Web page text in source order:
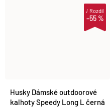
–55 %
iRozdíl
Husky Dámské outdoorové
kalhoty Speedy Long L černá